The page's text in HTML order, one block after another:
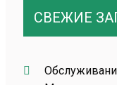
СВЕЖИЕ